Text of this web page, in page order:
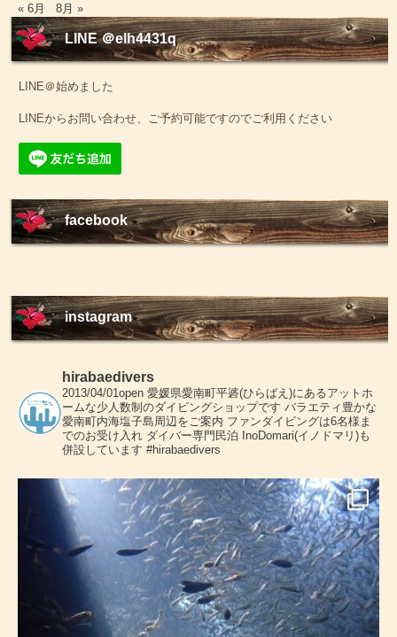
« 6月 8月 »
LINE ＠elh4431q
LINE＠始めました
LINEからお問い合わせ、ご予約可能ですのでご利用ください
facebook
instagram
hirabaedivers
2013/04/01open 愛媛県愛南町平碆(ひらばえ)にあるアットホ
ームな少人数制のダイビングショップです バラエティ豊かな
愛南町内海塩子島周辺をご案内 ファンダイビングは6名様ま
でのお受け入れ ダイバー専門民泊 InoDomari(イノドマリ)も
併設しています #hirabaedivers